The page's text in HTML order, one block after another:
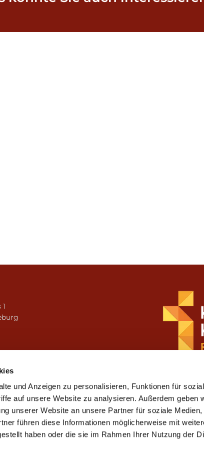
und Anzeigen zu personalisieren, Funktionen für
auf unsere Website zu analysieren. Außerdem geben
unserer Website an unsere Partner für soziale Medien,
führen diese Informationen möglicherweise mit
haben oder die sie im Rahmen Ihrer Nutzung der
Datenschutzerklärung ChurchDesk-